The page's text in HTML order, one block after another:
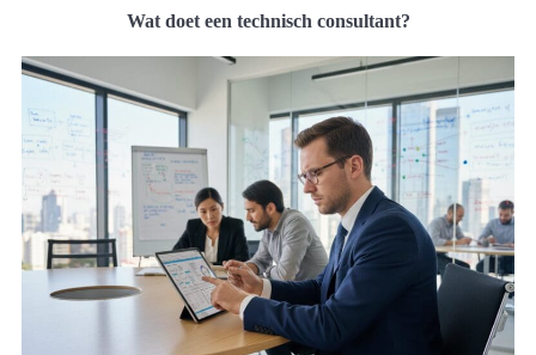
Wat doet een technisch consultant?